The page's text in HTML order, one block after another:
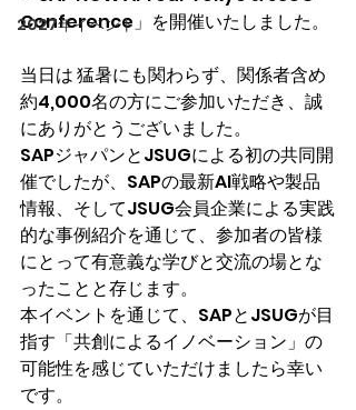
2027年イベント
Conference」を開催いたしました。
当日は 猛暑にも関わらず、関係者含め
約4,000名の方にご参加いただき、誠
にありがとうございました。
SAPジャパンとJSUGによる初の共同開
催でしたが、SAPの最新AI戦略や製品
情報、そしてJSUG会員企業による実践
的な事例紹介を通じて、参加者の皆様
にとって有意義な学びと交流の場とな
ったことと存じます。
本イベントを通じて、SAPとJSUGが目
指す「共創によるイノベーション」の
可能性を感じていただけましたら幸い
です。